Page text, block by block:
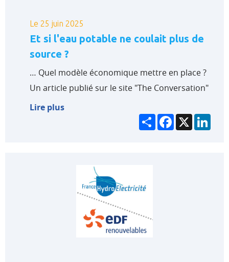
Le 25 juin 2025
Et si l'eau potable ne coulait plus de
source ?
… Quel modèle économique mettre en place ?
Un article publié sur le site "The Conversation"
Lire plus
PartagerFacebook
X